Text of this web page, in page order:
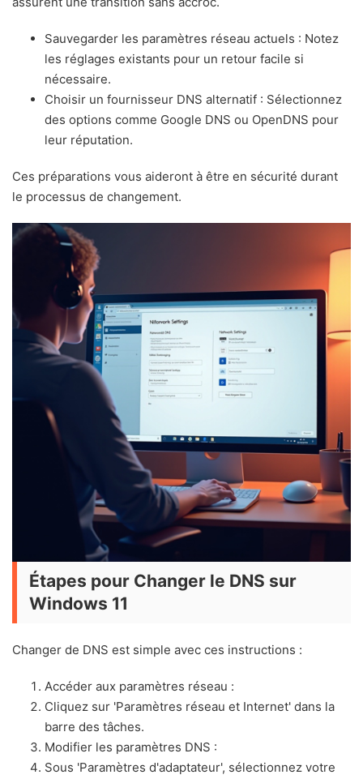
Sauvegarder les paramètres réseau actuels : Notez
les réglages existants pour un retour facile si
nécessaire.
Choisir un fournisseur DNS alternatif : Sélectionnez
des options comme Google DNS ou OpenDNS pour
leur réputation.
Ces préparations vous aideront à être en sécurité durant
le processus de changement.
Étapes pour Changer le DNS sur
Windows 11
Changer de DNS est simple avec ces instructions :
Accéder aux paramètres réseau :
Cliquez sur 'Paramètres réseau et Internet' dans la
barre des tâches.
Modifier les paramètres DNS :
Sous 'Paramètres d'adaptateur', sélectionnez votre